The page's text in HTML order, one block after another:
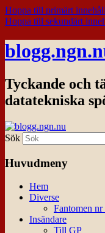
Hoppa till primärt innehåll
Hoppa till sekundärt
Tyckande och
datatekniska
Sök
Huvudmeny
Hem
Diverse
Fantomen
Insändare
Till GP